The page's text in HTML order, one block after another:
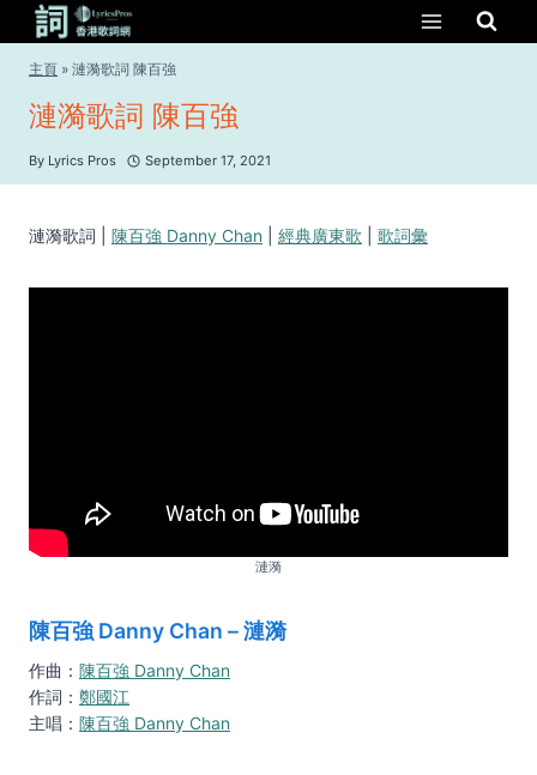
content
主頁 » 漣漪歌詞 陳百強
漣漪歌詞 陳百強
By Lyrics Pros September 17, 2021
漣漪歌詞 | 陳百強 Danny Chan 經典廣東歌 歌詞彙
漣漪
陳百強 Danny Chan – 漣漪
作曲： 陳百強 Danny Chan
作詞： 鄭國江
主唱： 陳百強 Danny Chan